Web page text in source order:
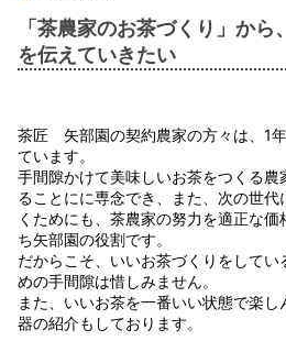
「茶農家のお茶づくり」か
を伝えていきたい
茶匠 矢部園の契約農家の方々は、1
ています。
手間隙かけて美味しいお茶をつくる
ることにに専念でき、また、次の世
くためにも、茶農家の努力を適正な
ち矢部園の役割です。
だからこそ、いいお茶づくりをして
めの手間隙は惜しみません。
また、いいお茶を一番いい状態で楽
器の紹介もしております。